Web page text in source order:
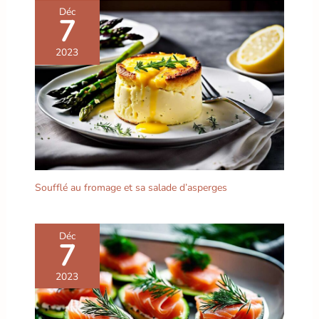
fatiguer votre poignet,
idéal pour un usage
quotidien et intensif La
taille idéale pour la
gastronomie française :
Un set polyvalent pour
toutes vos envies : la
poêle de 20 cm est
parfaite pour une
omelette baveuse ou des
œufs au petit-déjeuner ;
pour faire mijoter une
légumes sautés ; et la
grande de 28 cm
accueille vos pièces de
viande, steaks ou plats
familiaux
de famille, les
rassemblements d'amis
ou les pique-niques en
plein air, il peut ajouter
une touche d'élégance à
votre cuisine, rendant
chaque repas plein de
rituel. Matériau en
plastique de haute
qualité, durable et
résistant aux éclats pour
plus de tranquillité
qualité, il est robuste
dans la texture et a
d'excellentes
performances résistantes
aux éclats. Comparé aux
plaques en céramique
Déc
7
2023
Soufflé au fromage et sa salade d’asperges
Déc
7
2023